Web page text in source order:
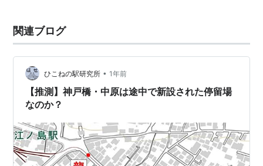
関連ブログ
ひこねの駅研究所 • 1年前
【推測】神戸橋・中原は途中で新設された停留場
なのか？